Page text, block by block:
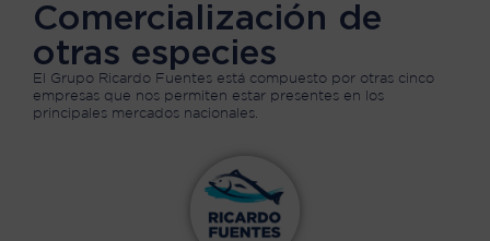
Comercialización de
otras especies
El Grupo Ricardo Fuentes está compuesto por otras cinco
empresas que nos permiten estar presentes en los
principales mercados nacionales.